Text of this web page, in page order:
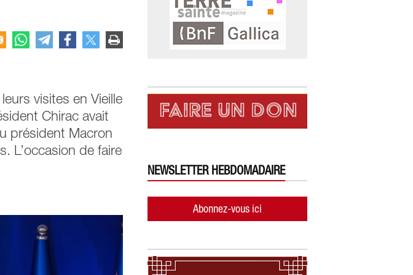
visites en Vieille
Chirac avait
président Macron
L’occasion de faire
NEWSLETTER HEBDOMADAIRE
Abonnez-vous ici